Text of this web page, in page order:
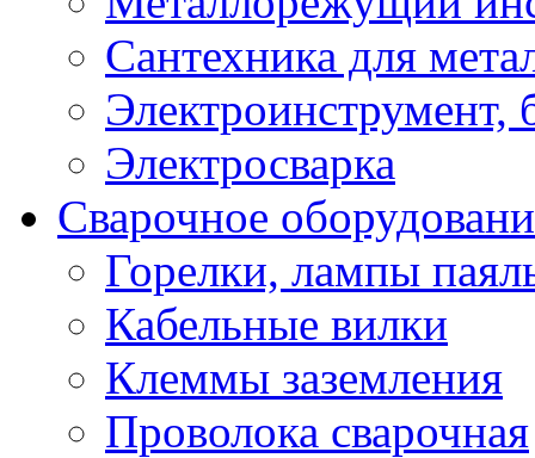
Сантехника для
Электроинструмент,
Электросварка
Сварочное
Горелки, лампы
Кабельные вилки
Клеммы заземления
Проволока сварочная